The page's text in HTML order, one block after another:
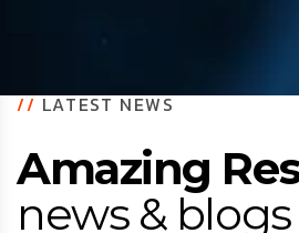
//LATEST NEWS
Amazing
news & blogs